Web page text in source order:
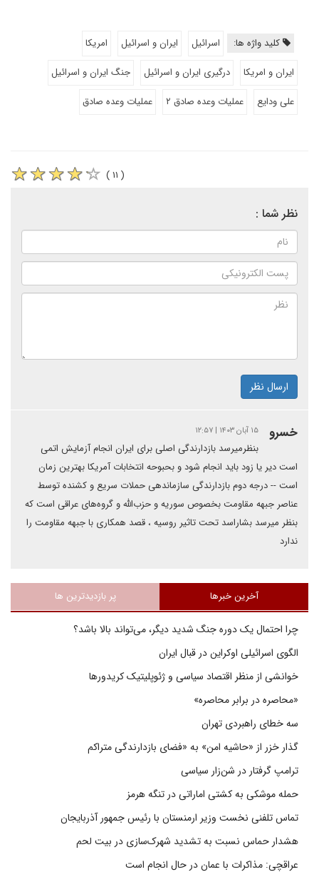
کلید واژه ها: اسرائیل ایران و اسرائیل
امریکا
ایران و امریکا
درگیری ایران و اسرائیل
جنگ ایران و اسرائیل
علی ودایع
عملیات وعده صادق ۲ عملیات وعده صادق
( ۱۱ )
نظر شما :
ارسال نظر
خسرو ۱۵ آبان ۱۴۰۳ | ۱۲:۵۷
بنظرمیرسد بازدارندگی اصلی برای ایران انجام آزمایش اتمی
است دیر یا زود باید انجام شود و بحبوحه انتخابات آمریکا بهترین زمان
است -- درجه دوم بازدارندگی سازماندهی حملات سریع و کشنده توسط
عناصر جبهه مقاومت بخصوص سوریه و حزب‌الله و گروه‌های عراقی است که
بنظر میرسد بشاراسد تحت تاثیر روسیه ، قصد همکاری با جبهه مقاومت را
ندارد
آخرین خبرها پر بازدیدترین ها
چرا احتمال یک دوره جنگ شدید دیگر، می‌تواند بالا باشد؟
الگوی اسرائیلی اوکراین در قبال ایران
خوانشی از منظر اقتصاد سیاسی و ژئوپلیتیک کریدورها
«محاصره در برابر محاصره»
سه خطای راهبردی تهران
گذار خزر از «حاشیه امن» به «فضای بازدارندگی متراکم
ترامپ گرفتار در شن‌زار سیاسی
حمله موشکی به کشتی اماراتی در تنگه هرمز
تماس تلفنی نخست وزیر ارمنستان با رئیس جمهور آذربایجان
هشدار حماس نسبت به تشدید شهرک‌سازی در بیت‌ لحم
عراقچی: مذاکرات با عمان در حال انجام است